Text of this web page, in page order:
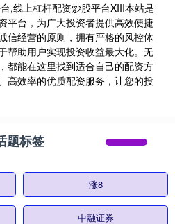
,线上杠杆配资炒股平台XIII‌本站是
平台，为广大投资者提供高效便捷
信经营的原则，拥有严格的风控体
帮助用户实现投资收益最大化。无
都能在这里找到适合自己的配资方
高效率的优质配资服务，让您的投
题标签
涨8
中融证券